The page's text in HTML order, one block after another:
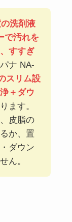
洗剤液
で汚れを
すすぎ
ナ NA-
スリム設
＋ダウ
ます。
皮脂の
か、置
ダウン
ん。